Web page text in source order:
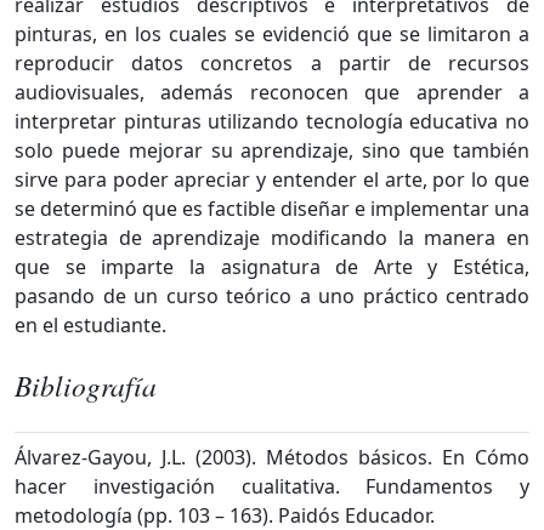
pinturas, en los cuales se evidenció que se limitaron a
reproducir datos concretos a partir de recursos
audiovisuales, además reconocen que aprender a
interpretar pinturas utilizando tecnología educativa no
solo puede mejorar su aprendizaje, sino que también
sirve para poder apreciar y entender el arte, por lo que
se determinó que es factible diseñar e implementar una
estrategia de aprendizaje modificando la manera en
que se imparte la asignatura de Arte y Estética,
pasando de un curso teórico a uno práctico centrado
en el estudiante.
Bibliografía
Álvarez-Gayou, J.L. (2003). Métodos básicos. En Cómo
hacer investigación cualitativa. Fundamentos y
metodología (pp. 103 – 163). Paidós Educador.